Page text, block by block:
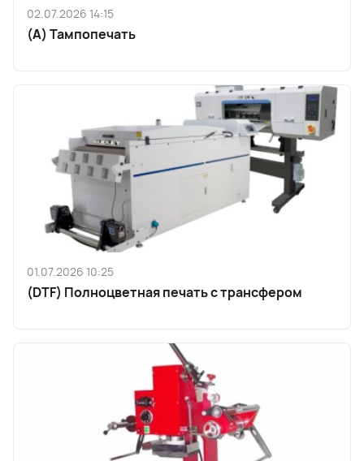
02.07.2026 14:15
(A) Тампопечать
01.07.2026 10:25
(DTF) Полноцветная печать с трансфером